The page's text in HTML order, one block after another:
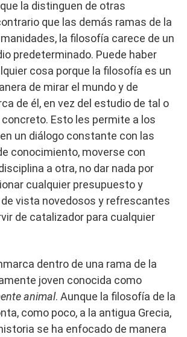
la distinguen de otras
que las demás ramas de la
la filosofía carece de un
predeterminado. Puede haber
cosa porque la filosofía es un
de mirar el mundo y de
de él, en vez del estudio de tal o
Esto les permite a los
un diálogo constante con las
conocimiento, moverse con
a otra, no dar nada por
cualquier presupuesto y
vista novedosos y refrescantes
de catalizador para cualquier
dentro de una rama de la
joven conocida como
animal. Aunque la filosofía de la
como poco, a la antigua Grecia,
se ha enfocado de manera